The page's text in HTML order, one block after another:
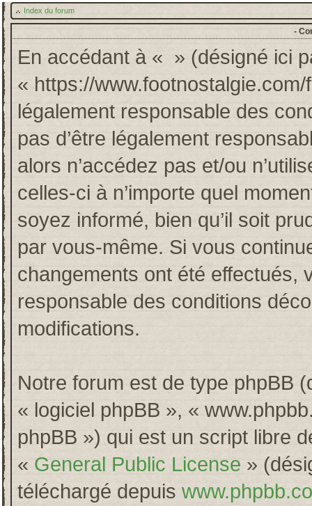
Index du forum
-
En accédant à « » (désigné ici
« https://
légalement responsable des
pas d’être légalement
alors n’accédez pas et/ou
celles-ci à n’importe quel
soyez informé, bien qu’il soit
par vous-même. Si vous
changements ont été effectués,
responsable des conditions
modifications.
Notre forum est de type phpBB
« logiciel phpBB », «
phpBB ») qui est un script libre
« General Public License »
téléchargé depuis